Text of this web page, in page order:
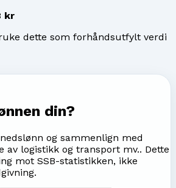
kr
dette som forhåndsutfylt verdi
din?
og sammenlign med
av logistikk og transport mv.. Dette
mot SSB-statistikken, ikke